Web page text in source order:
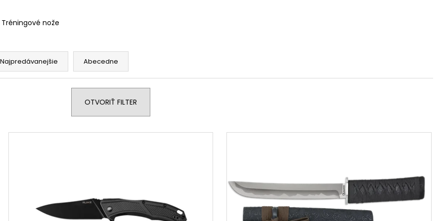
Tréningové nože
Najpredávanejšie Abecedne
OTVORIŤ FILTER